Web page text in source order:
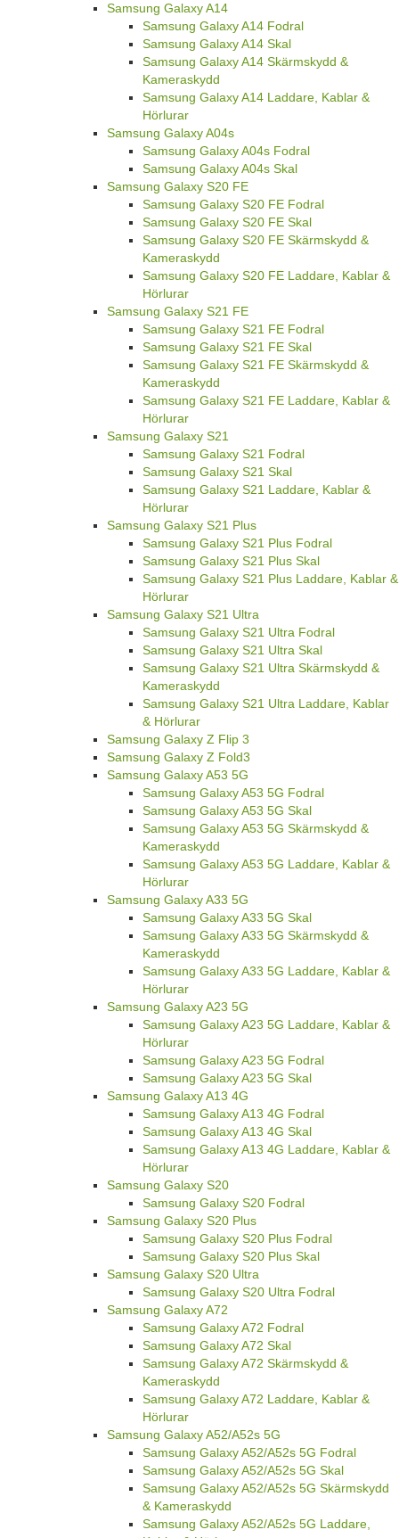
Samsung Galaxy A14
Samsung Galaxy A14 Fodral
Samsung Galaxy A14 Skal
Samsung Galaxy A14 Skärmskydd &
Kameraskydd
Samsung Galaxy A14 Laddare, Kablar &
Hörlurar
Samsung Galaxy A04s
Samsung Galaxy A04s Fodral
Samsung Galaxy A04s Skal
Samsung Galaxy S20 FE
Samsung Galaxy S20 FE Fodral
Samsung Galaxy S20 FE Skal
Samsung Galaxy S20 FE Skärmskydd &
Kameraskydd
Samsung Galaxy S20 FE Laddare, Kablar &
Hörlurar
Samsung Galaxy S21 FE
Samsung Galaxy S21 FE Fodral
Samsung Galaxy S21 FE Skal
Samsung Galaxy S21 FE Skärmskydd &
Kameraskydd
Samsung Galaxy S21 FE Laddare, Kablar &
Hörlurar
Samsung Galaxy S21
Samsung Galaxy S21 Fodral
Samsung Galaxy S21 Skal
Samsung Galaxy S21 Laddare, Kablar &
Hörlurar
Samsung Galaxy S21 Plus
Samsung Galaxy S21 Plus Fodral
Samsung Galaxy S21 Plus Skal
Samsung Galaxy S21 Plus Laddare, Kablar &
Hörlurar
Samsung Galaxy S21 Ultra
Samsung Galaxy S21 Ultra Fodral
Samsung Galaxy S21 Ultra Skal
Samsung Galaxy S21 Ultra Skärmskydd &
Kameraskydd
Samsung Galaxy S21 Ultra Laddare, Kablar
& Hörlurar
Samsung Galaxy Z Flip 3
Samsung Galaxy Z Fold3
Samsung Galaxy A53 5G
Samsung Galaxy A53 5G Fodral
Samsung Galaxy A53 5G Skal
Samsung Galaxy A53 5G Skärmskydd &
Kameraskydd
Samsung Galaxy A53 5G Laddare, Kablar &
Hörlurar
Samsung Galaxy A33 5G
Samsung Galaxy A33 5G Skal
Samsung Galaxy A33 5G Skärmskydd &
Kameraskydd
Samsung Galaxy A33 5G Laddare, Kablar &
Hörlurar
Samsung Galaxy A23 5G
Samsung Galaxy A23 5G Laddare, Kablar &
Hörlurar
Samsung Galaxy A23 5G Fodral
Samsung Galaxy A23 5G Skal
Samsung Galaxy A13 4G
Samsung Galaxy A13 4G Fodral
Samsung Galaxy A13 4G Skal
Samsung Galaxy A13 4G Laddare, Kablar &
Hörlurar
Samsung Galaxy S20
Samsung Galaxy S20 Fodral
Samsung Galaxy S20 Plus
Samsung Galaxy S20 Plus Fodral
Samsung Galaxy S20 Plus Skal
Samsung Galaxy S20 Ultra
Samsung Galaxy S20 Ultra Fodral
Samsung Galaxy A72
Samsung Galaxy A72 Fodral
Samsung Galaxy A72 Skal
Samsung Galaxy A72 Skärmskydd &
Kameraskydd
Samsung Galaxy A72 Laddare, Kablar &
Hörlurar
Samsung Galaxy A52/A52s 5G
Samsung Galaxy A52/A52s 5G Fodral
Samsung Galaxy A52/A52s 5G Skal
Samsung Galaxy A52/A52s 5G Skärmskydd
& Kameraskydd
Samsung Galaxy A52/A52s 5G Laddare,